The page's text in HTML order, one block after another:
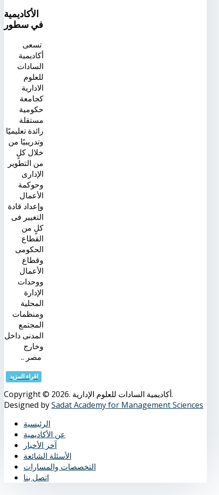
الأكاديمية
في سطور
تسعى
أكاديمية
السادات
للعلوم
الادارية
كجامعة
حكومية
مستقلة
رائدة تعليميًا
وتدريبيًا من
خلال كلٍ
من التطوير
الإدارى
وحوكمة
الأعمال
وإعداد قادة
التغيير فى
كلٍ من
القطاع
الحكومى
وقطاع
الأعمال
ووحدات
الإدارة
المحلية
ومنظمات
المجتمع
المدنى داخل
وخارج
مصر ..
اقراء المزيد
Copyright © 2026. أكاديمية السادات للعلوم الإدارية.
Designed bySadat Academy for Management Sciences
الرئيسية
عن الأكاديمية
آخر الأخبار
الأسئلة الشائعة
التخصصات والمسارات
اتصل بنا